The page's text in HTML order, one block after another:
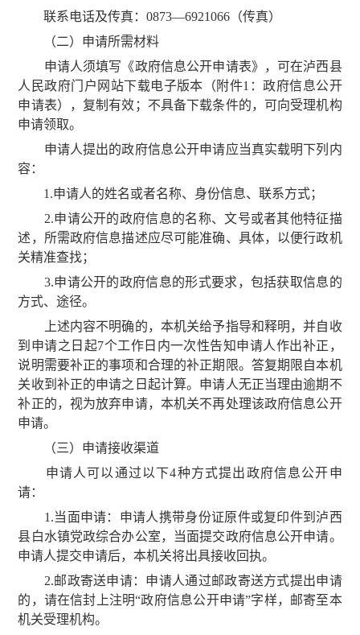
联系电话及传真：0873—6921066（传真）
（二）申请所需材料
申请人须填写《政府信息公开申请表》，可在泸西县
人民政府门户网站下载电子版本（附件1：政府信息公开
申请表），复制有效；不具备下载条件的，可向受理机构
申请领取。
申请人提出的政府信息公开申请应当真实载明下列内
容：
1.申请人的姓名或者名称、身份信息、联系方式；
2.申请公开的政府信息的名称、文号或者其他特征描
述，所需政府信息描述应尽可能准确、具体，以便行政机
关精准查找；
3.申请公开的政府信息的形式要求，包括获取信息的
方式、途径。
上述内容不明确的，本机关给予指导和释明，并自收
到申请之日起7个工作日内一次性告知申请人作出补正，
说明需要补正的事项和合理的补正期限。答复期限自本机
关收到补正的申请之日起计算。申请人无正当理由逾期不
补正的，视为放弃申请，本机关不再处理该政府信息公开
申请。
（三）申请接收渠道
申请人可以通过以下4种方式提出政府信息公开申
请：
1.当面申请：申请人携带身份证原件或复印件到泸西
县白水镇党政综合办公室，当面提交政府信息公开申请。
申请人提交申请后，本机关将出具接收回执。
2.邮政寄送申请：申请人通过邮政寄送方式提出申请
的，请在信封上注明“政府信息公开申请”字样，邮寄至本
机关受理机构。